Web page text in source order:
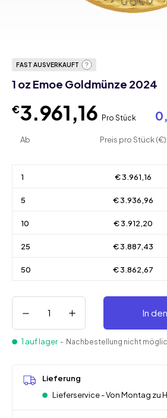
FAST AUSVERKAUFT
1 oz Emoe Goldmünze 2024
€3.961,16 Pro Stück
Ab Preis pro Stück (€)
1 € 3.961,16
5 € 3.936,96
10 € 3.912,20
25 € 3.887,43
50 € 3.862,67
In
1 auf lager - Nachbestellung nicht
Lieferung
Lieferservice - Von Montag zu